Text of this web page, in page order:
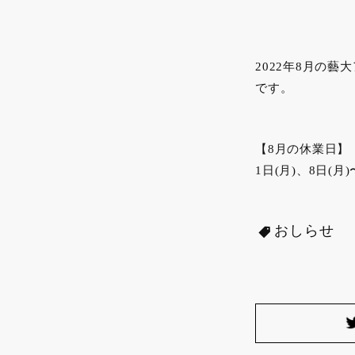
2022年8月の藝
です。
【8月の休業日】
1日(月)、8日(月)
おしらせ